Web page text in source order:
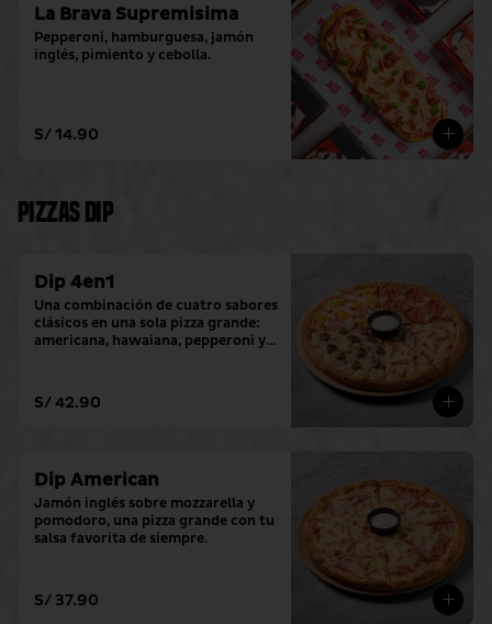
La Brava Supremisima
Pepperoni, hamburguesa, jamón
inglés, pimiento y cebolla.
S/ 14.90
Pizzas Dip
Dip 4en1
Una combinación de cuatro sabores
clásicos en una sola pizza grande:
americana, hawaiana, pepperoni y
S/ 42.90
Dip American
Jamón inglés sobre mozzarella y
pomodoro, una pizza grande con tu
salsa favorita de siempre.
S/ 37.90